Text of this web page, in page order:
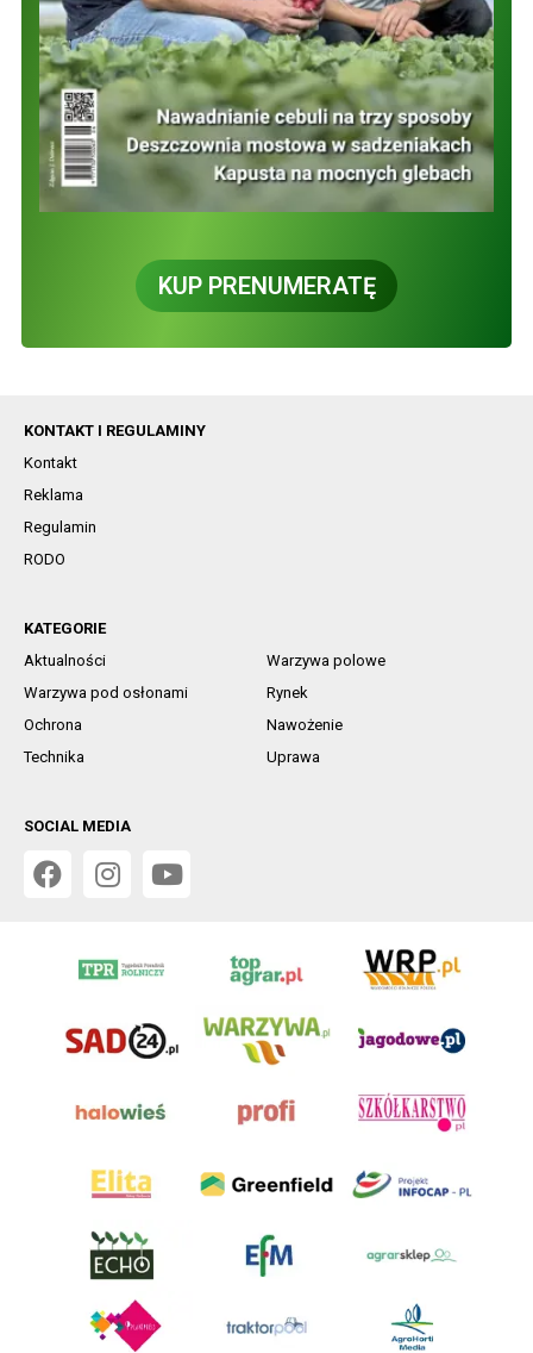
KUP PRENUMERATĘ
KONTAKT I REGULAMINY
Kontakt
Reklama
Regulamin
RODO
KATEGORIE
Aktualności
Warzywa polowe
Warzywa pod osłonami
Rynek
Ochrona
Nawożenie
Technika
Uprawa
SOCIAL MEDIA